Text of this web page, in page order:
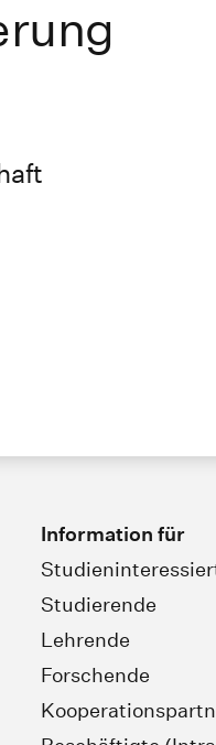
Information für
Studierende
Lehrende
Forschende